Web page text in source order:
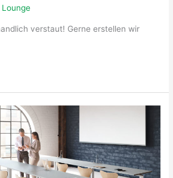
verstaut! Gerne erstellen wir